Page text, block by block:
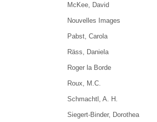
McKee, David
Nouvelles Images
Pabst, Carola
Räss, Daniela
Roger la Borde
Roux, M.C.
Schmachtl, A. H.
Siegert-Binder, Dorothea